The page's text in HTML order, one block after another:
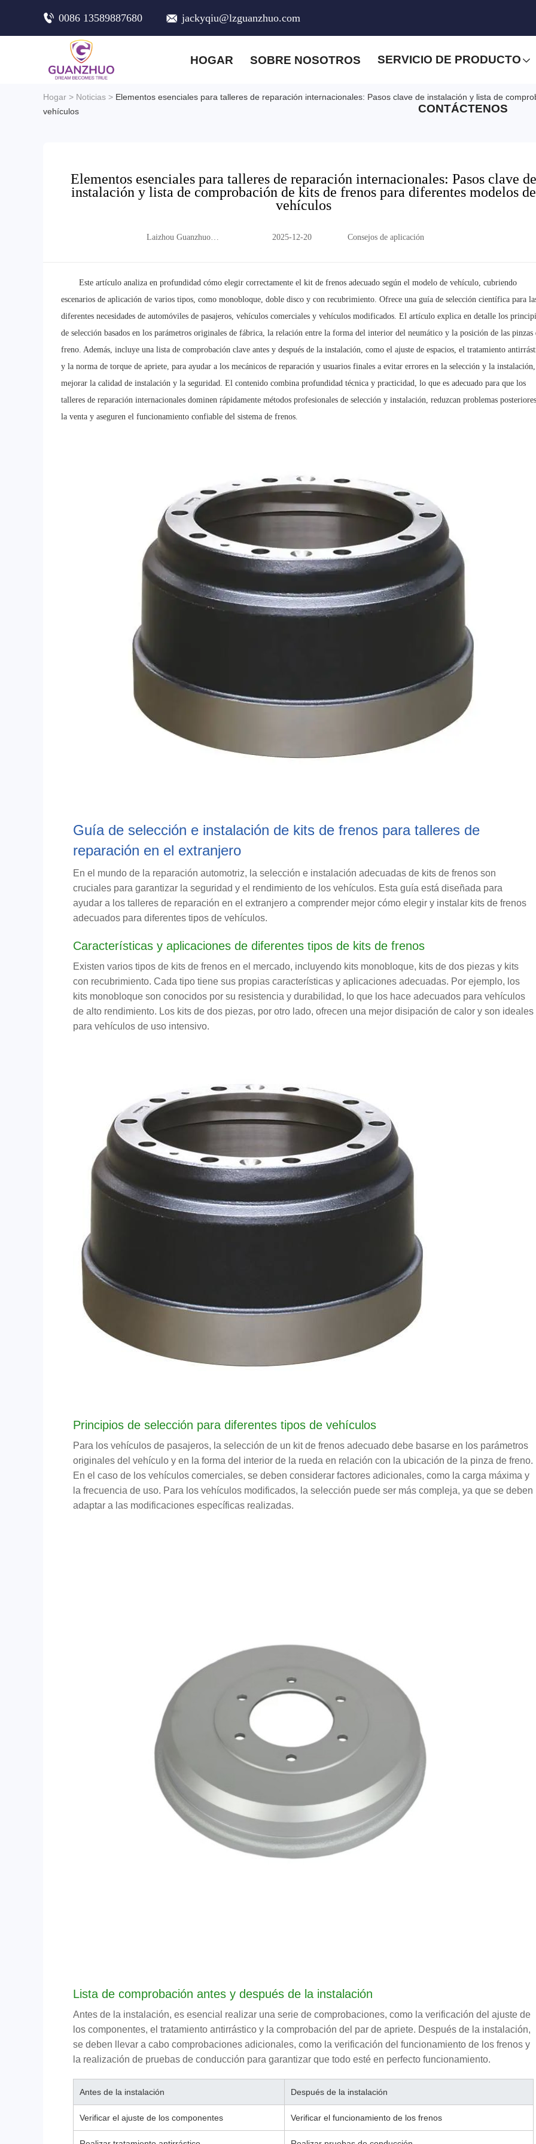
0086 13589887680 jackyqiu@lzguanzhuo.com
HOGAR SOBRE NOSOTROS SERVICIO DE PRODUCTO
CONTÁCTENOS
Hogar > Noticias > Elementos esenciales para talleres de reparación internacionales: Pasos clave de instalación y lista de
vehículos
Elementos esenciales para talleres de reparación internacionales: Pasos clave de
instalación y lista de comprobación de kits de frenos para diferentes modelos de
vehículos
Laizhou Guanzhuo
2025-12-20 Consejos de aplicación
Este artículo analiza en profundidad cómo elegir correctamente el kit de frenos adecuado según el modelo de vehículo, cubriendo
escenarios de aplicación de varios tipos, como monobloque, doble disco y con recubrimiento. Ofrece una guía de selección científica para
diferentes necesidades de automóviles de pasajeros, vehículos comerciales y vehículos modificados. El artículo explica en detalle los
de selección basados en los parámetros originales de fábrica, la relación entre la forma del interior del neumático y la posición de las pinzas
freno. Además, incluye una lista de comprobación clave antes y después de la instalación, como el ajuste de espacios, el tratamiento
y la norma de torque de apriete, para ayudar a los mecánicos de reparación y usuarios finales a evitar errores en la selección y la
mejorar la calidad de instalación y la seguridad. El contenido combina profundidad técnica y practicidad, lo que es adecuado para que los
talleres de reparación internacionales dominen rápidamente métodos profesionales de selección y instalación, reduzcan problemas
la venta y aseguren el funcionamiento confiable del sistema de frenos.
Guía de selección e instalación de kits de frenos para talleres de
reparación en el extranjero
En el mundo de la reparación automotriz, la selección e instalación adecuadas de kits de frenos son
cruciales para garantizar la seguridad y el rendimiento de los vehículos. Esta guía está diseñada para
ayudar a los talleres de reparación en el extranjero a comprender mejor cómo elegir y instalar kits de frenos
adecuados para diferentes tipos de vehículos.
Características y aplicaciones de diferentes tipos de kits de frenos
Existen varios tipos de kits de frenos en el mercado, incluyendo kits monobloque, kits de dos piezas y kits
con recubrimiento. Cada tipo tiene sus propias características y aplicaciones adecuadas. Por ejemplo, los
kits monobloque son conocidos por su resistencia y durabilidad, lo que los hace adecuados para vehículos
de alto rendimiento. Los kits de dos piezas, por otro lado, ofrecen una mejor disipación de calor y son ideales
para vehículos de uso intensivo.
Principios de selección para diferentes tipos de vehículos
Para los vehículos de pasajeros, la selección de un kit de frenos adecuado debe basarse en los parámetros
originales del vehículo y en la forma del interior de la rueda en relación con la ubicación de la pinza de freno.
En el caso de los vehículos comerciales, se deben considerar factores adicionales, como la carga máxima y
la frecuencia de uso. Para los vehículos modificados, la selección puede ser más compleja, ya que se deben
adaptar a las modificaciones específicas realizadas.
Lista de comprobación antes y después de la instalación
Antes de la instalación, es esencial realizar una serie de comprobaciones, como la verificación del ajuste de
los componentes, el tratamiento antirrástico y la comprobación del par de apriete. Después de la instalación,
se deben llevar a cabo comprobaciones adicionales, como la verificación del funcionamiento de los frenos y
la realización de pruebas de conducción para garantizar que todo esté en perfecto funcionamiento.
Antes de la instalación Después de la instalación
Verificar el ajuste de los componentes Verificar el funcionamiento de los frenos